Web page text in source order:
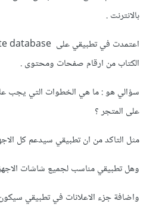
بالانترنت .
الكتاب من ارقام صفحات ومحتوى .
سؤالي هو : ما هي الخطوات التي يجب
على المتجر ؟
مثل التاكد من ان تطبيقي سيدعم كل
وهل تطبيقي مناسب لجميع شاشات
واضافة جزء الاعلانات في تطبيقي سيكون